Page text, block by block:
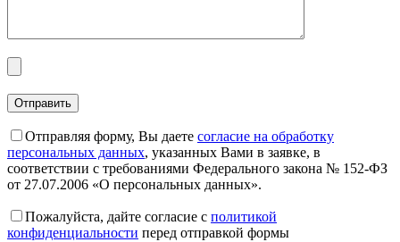
Отправляя форму, Вы даете согласие на обработку
персональных данных, указанных Вами в заявке, в
соответствии с требованиями Федерального закона № 152-ФЗ
от 27.07.2006 «О персональных данных».
Пожалуйста, дайте согласие c политикой
конфиденциальности перед отправкой формы